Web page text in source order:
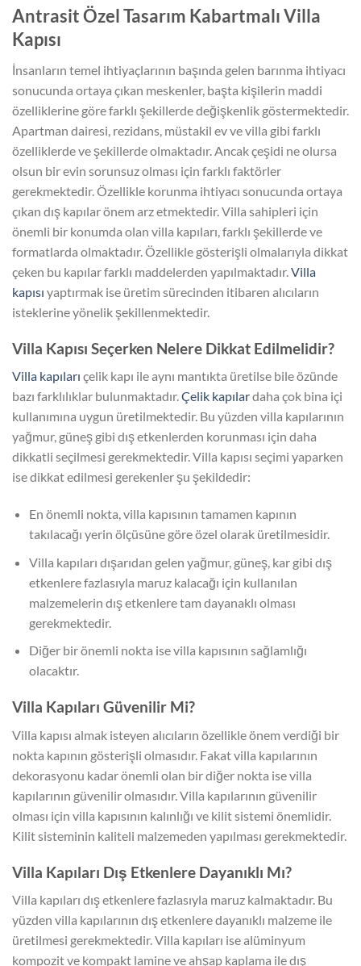
Antrasit Özel Tasarım Kabartmalı Villa
Kapısı
İnsanların temel ihtiyaçlarının başında gelen barınma ihtiyacı
sonucunda ortaya çıkan meskenler, başta kişilerin maddi
özelliklerine göre farklı şekillerde değişkenlik göstermektedir.
Apartman dairesi, rezidans, müstakil ev ve villa gibi farklı
özelliklerde ve şekillerde olmaktadır. Ancak çeşidi ne olursa
olsun bir evin sorunsuz olması için farklı faktörler
gerekmektedir. Özellikle korunma ihtiyacı sonucunda ortaya
çıkan dış kapılar önem arz etmektedir. Villa sahipleri için
önemli bir konumda olan villa kapıları, farklı şekillerde ve
formatlarda olmaktadır. Özellikle gösterişli olmalarıyla dikkat
çeken bu kapılar farklı maddelerden yapılmaktadır.Villa
kapısı yaptırmak ise üretim sürecinden itibaren alıcıların
isteklerine yönelik şekillenmektedir.
Villa Kapısı Seçerken Nelere Dikkat Edilmelidir?
Villa kapıları çelik kapı ile aynı mantıkta üretilse bile özünde
bazı farklılıklar bulunmaktadır.Çelik kapılardaha çok bina içi
kullanımına uygun üretilmektedir. Bu yüzden villa kapılarının
yağmur, güneş gibi dış etkenlerden korunması için daha
dikkatli seçilmesi gerekmektedir. Villa kapısı seçimi yaparken
ise dikkat edilmesi gerekenler şu şekildedir:
En önemli nokta, villa kapısının tamamen kapının
takılacağı yerin ölçüsüne göre özel olarak üretilmesidir.
Villa kapıları dışarıdan gelen yağmur, güneş, kar gibi dış
etkenlere fazlasıyla maruz kalacağı için kullanılan
malzemelerin dış etkenlere tam dayanaklı olması
gerekmektedir.
Diğer bir önemli nokta ise villa kapısının sağlamlığı
olacaktır.
Villa Kapıları Güvenilir Mi?
Villa kapısı almak isteyen alıcıların özellikle önem verdiği bir
nokta kapının gösterişli olmasıdır. Fakat villa kapılarının
dekorasyonu kadar önemli olan bir diğer nokta ise villa
kapılarının güvenilir olmasıdır. Villa kapılarının güvenilir
olması için villa kapısının kalınlığı ve kilit sistemi önemlidir.
Kilit sisteminin kaliteli malzemeden yapılması gerekmektedir.
Villa Kapıları Dış Etkenlere Dayanıklı Mı?
Villa kapıları dış etkenlere fazlasıyla maruz kalmaktadır. Bu
yüzden villa kapılarının dış etkenlere dayanıklı malzeme ile
üretilmesi gerekmektedir. Villa kapıları ise alüminyum
kompozit ve kompakt lamine ve ahşap kaplama ile dış